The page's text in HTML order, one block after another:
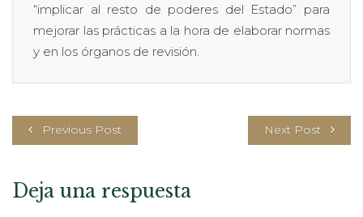
“implicar al resto de poderes del Estado” para
mejorar las prácticas a la hora de elaborar normas
y en los órganos de revisión.
Previous Post Next Post
Deja una respuesta